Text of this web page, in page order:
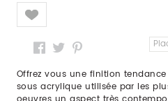
Like
Offrez vous une finition
sous acrylique utilisée par les